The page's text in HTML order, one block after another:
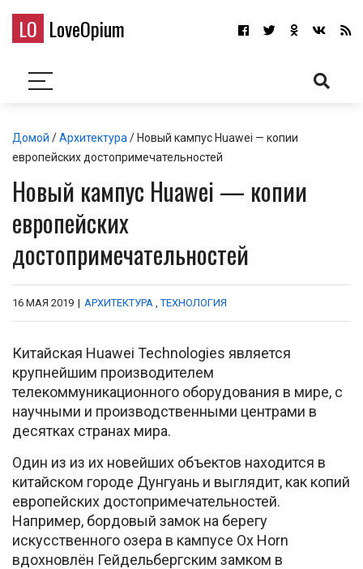
LO LoveOpium
Домой /Архитектура / Новый кампус Huawei — копии
европейских достопримечательностей
Новый кампус Huawei — копии
европейских
достопримечательностей
16 МАЯ 2019 | АРХИТЕКТУРА ,ТЕХНОЛОГИЯ
Китайская Huawei Technologies является
крупнейшим производителем
телекоммуникационного оборудования в мире, с
научными и производственными центрами в
десятках странах мира.
Один из из их новейших объектов находится в
китайском городе Дунгуань и выглядит, как копий
европейских достопримечательностей.
Например, бордовый замок на берегу
искусственного озера в кампусе Ox Horn
вдохновлён Гейдельбергским замком в